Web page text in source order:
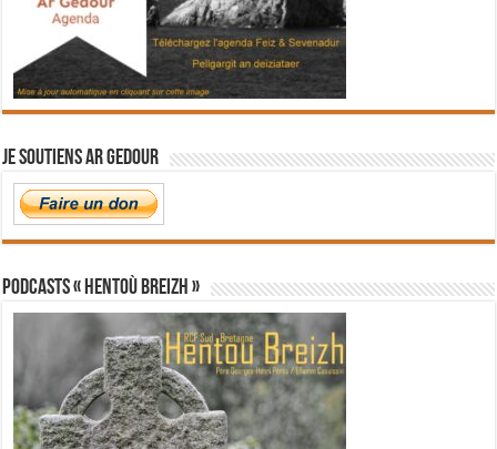
Je soutiens Ar Gedour
PODCASTS « Hentoù Breizh »